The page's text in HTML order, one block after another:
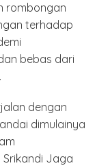
rombongan
terhadap
bebas dari
dengan
dimulainya
Jaga